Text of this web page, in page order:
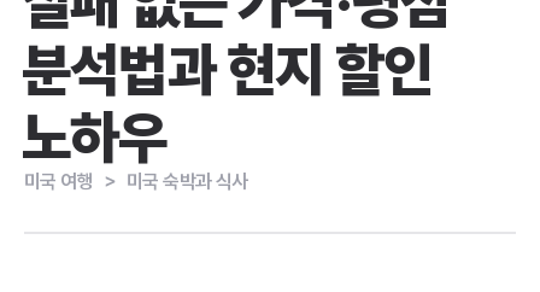
분석법과 현지 할인
노하우
미국 여행 ＞ 미국 숙박과 식사